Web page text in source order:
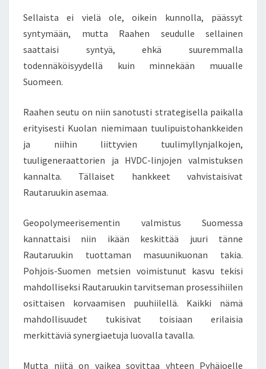
Sellaista ei vielä ole, oikein kunnolla, päässyt
syntymään, mutta Raahen seudulle sellainen
saattaisi syntyä, ehkä suuremmalla
todennäköisyydellä kuin minnekään muualle
Suomeen.
Raahen seutu on niin sanotusti strategisella paikalla
erityisesti Kuolan niemimaan tuulipuistohankkeiden
ja niihin liittyvien tuulimyllynjalkojen,
tuuligeneraattorien ja HVDC-linjojen valmistuksen
kannalta. Tällaiset hankkeet vahvistaisivat
Rautaruukin asemaa.
Geopolymeerisementin valmistus Suomessa
kannattaisi niin ikään keskittää juuri tänne
Rautaruukin tuottaman masuunikuonan takia.
Pohjois-Suomen metsien voimistunut kasvu tekisi
mahdolliseksi Rautaruukin tarvitseman prosessihiilen
osittaisen korvaamisen puuhiilellä. Kaikki nämä
mahdollisuudet tukisivat toisiaan erilaisia
merkittäviä synergiaetuja luovalla tavalla.
Mutta niitä on vaikea sovittaa yhteen Pyhäjoelle